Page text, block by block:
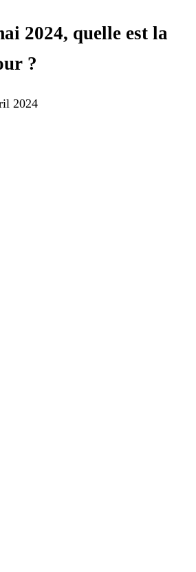
2024, quelle est la
?
2024